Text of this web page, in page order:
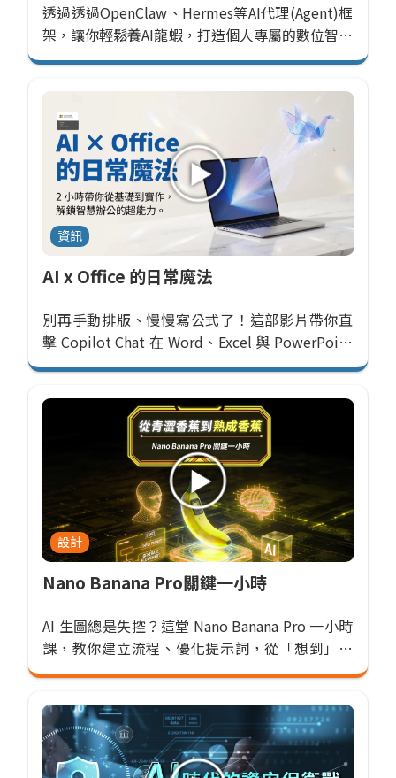
透過透過OpenClaw、Hermes等AI代理(Agent)框
架，讓你輕鬆養AI龍蝦，打造個人專屬的數位智能
助理，幫助你完成各種任務，提升工作效率與生
資訊
AI x Office 的日常魔法
別再手動排版、慢慢寫公式了！這部影片帶你直
擊 Copilot Chat 在 Word、Excel 與 PowerPoint
中的深度應用。不談理論，直接上手示範
設計
Nano Banana Pro關鍵一小時
AI 生圖總是失控？這堂 Nano Banana Pro 一小時
課，教你建立流程、優化提示詞，從「想到」到
「穩定生成」，快速做出專業級成果。